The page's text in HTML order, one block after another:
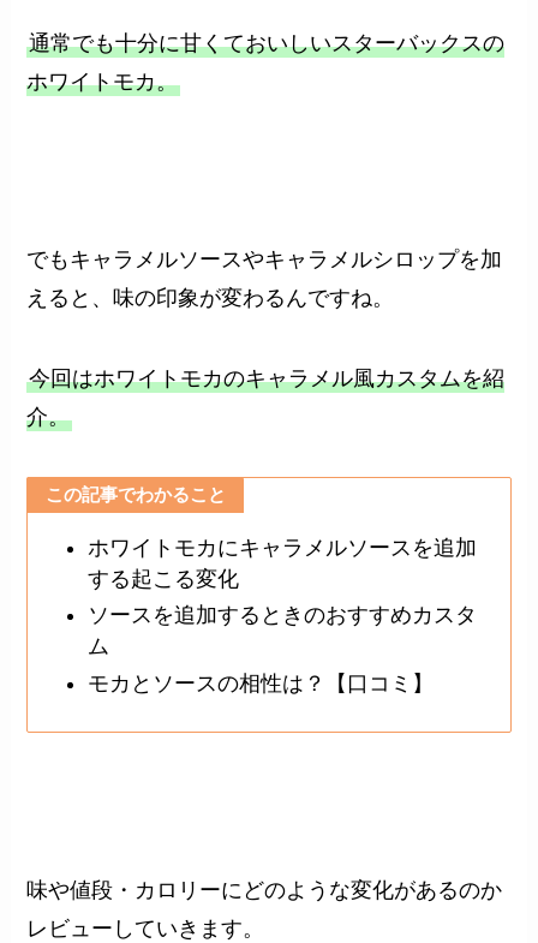
通常でも十分に甘くておいしいスターバックスの
ホワイトモカ。
でもキャラメルソースやキャラメルシロップを加
えると、味の印象が変わるんですね。
今回はホワイトモカのキャラメル風カスタムを紹
介。
この記事でわかること
ホワイトモカにキャラメルソースを追加
する起こる変化
ソースを追加するときのおすすめカスタ
ム
モカとソースの相性は？【口コミ】
味や値段・カロリーにどのような変化があるのか
レビューしていきます。